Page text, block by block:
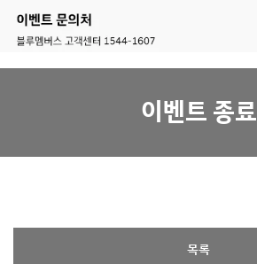
이벤트 종료
목록